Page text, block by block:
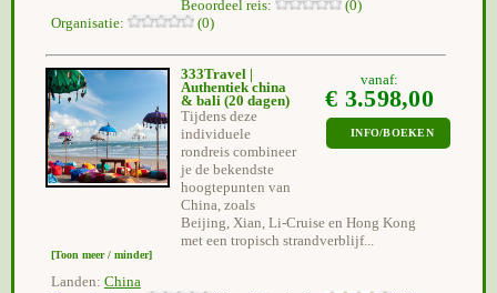
Beoordeel reis:
(0)
Organisatie:
(0)
vanaf:
€ 3.598,00
INFO/BOEKEN
333Travel |
Authentiek china
& bali (20 dagen)
Tijdens deze
individuele
rondreis combineer
je de bekendste
hoogtepunten van
China, zoals
Beijing, Xian, Li-Cruise en Hong Kong
met een tropisch strandverblijf...
[Toon meer / minder]
Landen: China